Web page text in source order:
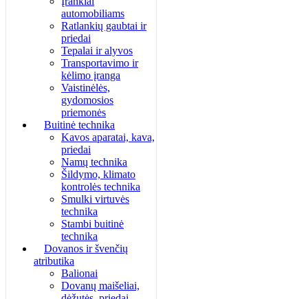
automobiliams
Ratlankių gaubtai ir
priedai
Tepalai ir alyvos
Transportavimo ir
kėlimo įranga
Vaistinėlės,
gydomosios
priemonės
Buitinė technika
Kavos aparatai, kava,
priedai
Namų technika
Šildymo, klimato
kontrolės technika
Smulki virtuvės
technika
Stambi buitinė
technika
Dovanos ir švenčių
atributika
Balionai
Dovanų maišeliai,